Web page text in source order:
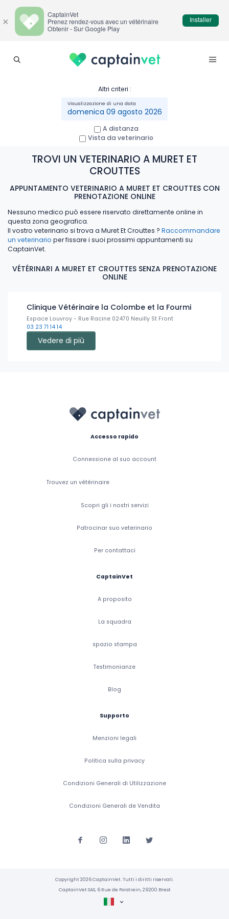
Altri criteri :
domenica 09 agosto 2026
A distanza
Vista da veterinario
TROVI UN VETERINARIO A MURET ET
CROUTTES
APPUNTAMENTO VETERINARIO A MURET ET CROUTTES CON
PRENOTAZIONE ONLINE
Nessuno medico può essere riservato direttamente online in
questa zona geografica.
Il vostro veterinario si trova a Muret Et Crouttes ? Raccommandare
un veterinario per fissare i suoi prossimi appuntamenti su
CaptainVet.
VÉTÉRINARI A MURET ET CROUTTES SENZA PRENOTAZIONE
ONLINE
Clinique Vétérinaire la Colombe et la Fourmi
Espace Louvroy - Rue Racine 02470 Neuilly St Front
03 23 71 14 14
Vedere di più
Accesso rapido
Connessione al suo account
Trouvez un vétérinaire
Scopri gli i nostri servizi
Patrocinar suo veterinario
Per contattaci
CaptainVet
A proposito
La squadra
spazio stampa
Testimonianze
Blog
Supporto
Menzioni legali
Politica sulla privacy
Condizioni Generali di Utilizzazione
Condizioni Generali de Vendita
Copyright 2026 CaptainVet. Tutti i diritti riservati.
CaptainVet SAS, 6 Rue de Porstrein, 29200 Brest
×
CaptainVet
Prenez rendez-vous avec un vétérinaire
Obtenir - Sur Google Play
Installer